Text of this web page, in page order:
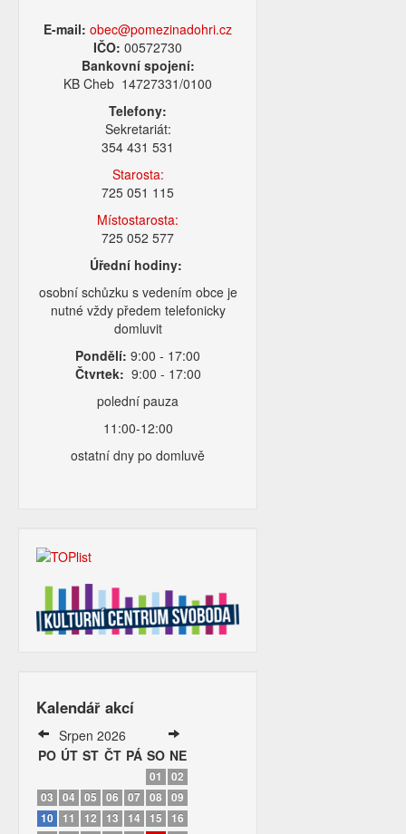
E-mail: obec@pomezinadohri.cz
IČO:00572730
Bankovní spojení:
KB Cheb 14727331/0100
Telefony:
Sekretariát:
354 431 531
Starosta:
725 051 115
Místostarosta:
725 052 577
Úřední hodiny:
osobní schůzku s vedením obce je
nutné vždy předem telefonicky
domluvit
Pondělí: 9:00 - 17:00
Čtvrtek: 9:00 - 17:00
polední pauza
11:00-12:00
ostatní dny po domluvě
Kalendář akcí
Srpen 2026
PO ÚT ST ČT PÁ SO NE
01
02
03
04 05 06 07 08
09
10
11 12 13 14 15
16